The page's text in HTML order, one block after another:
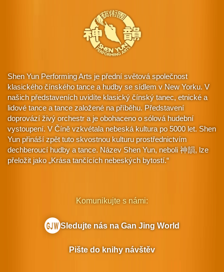
Shen Yun Performing Arts je přední světová společnost
klasického čínského tance a hudby se sídlem v New Yorku. V
našich představeních uvidíte klasický čínský tanec, etnické a
lidové tance a tance založené na příběhu. Představení
doprovází živý orchestr a je obohaceno o sólová hudební
vystoupení. V Číně vzkvétala nebeská kultura po 5000 let. Shen
Yun přináší zpět tuto skvostnou kulturu prostřednictvím
dechberoucí hudby a tance. Název Shen Yun, neboli 神韻, lze
přeložit jako „Krása tančících nebeských bytostí.“
Komunikujte s námi:
Sledujte nás na Gan Jing World
Pište do knihy návštěv